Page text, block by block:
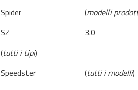
Spider (modelli
SZ
3.0
(tutti i tipi)
Speedster (tutti i modelli)